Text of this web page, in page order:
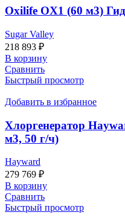
Oxilife OX1 (60 м3)
Sugar Valley
218 893 ₽
В корзину
Сравнить
Быстрый просмотр
Добавить в избранное
Хлоргенератор
м3, 50 г/ч)
Hayward
279 769 ₽
В корзину
Сравнить
Быстрый просмотр